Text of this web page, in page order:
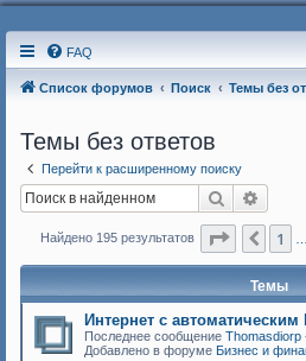
FAQ
Список форумов Поиск Темы без
Темы без ответов
Перейти к расширенному поиску
Поиск
Найдено 195 результатов Страница
Пред.
1
Темы
Интернет с автоматическим
Последнее сообщение Thomasdiorp
Добавлено в форуме Бизнес и